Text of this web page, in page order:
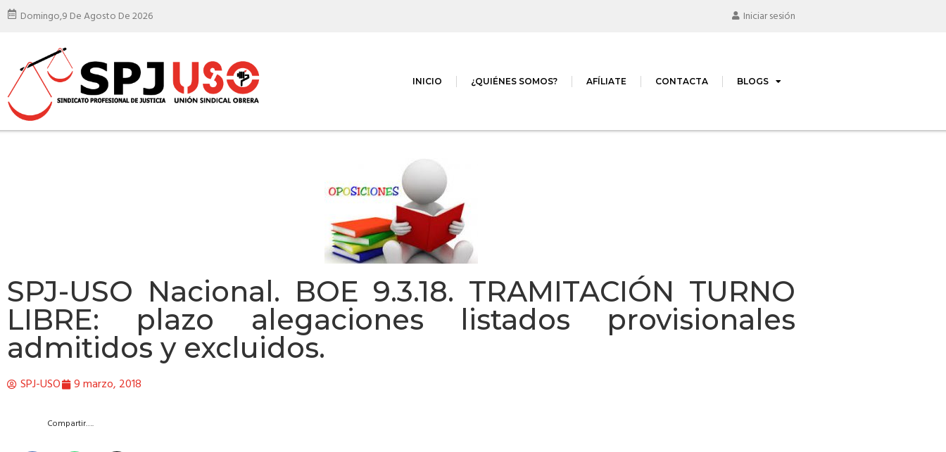
Domingo,9 De Agosto De 2026 Iniciar sesión
INICIO ¿QUIÉNES SOMOS? AFÍLIATE CONTACTA BLOGS
SPJ-USO Nacional. BOE 9.3.18. TRAMITACIÓN TURNO
LIBRE: plazo alegaciones listados provisionales
admitidos y excluidos.
SPJ-USO 9 marzo, 2018
Compartir….